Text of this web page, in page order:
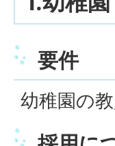
要件
幼稚園の